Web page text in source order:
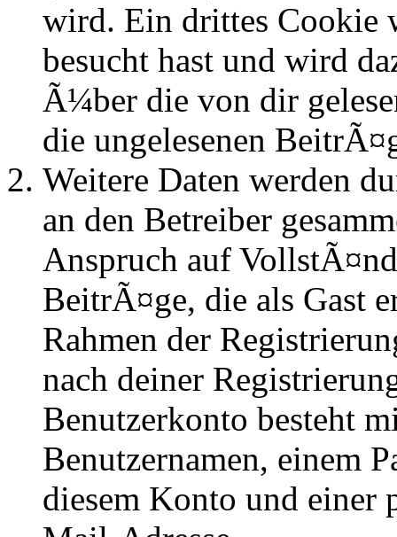
wird. Ein drittes Cookie
besucht hast und wird
Ã¼ber die von dir
die ungelesenen
Weitere Daten werden
an den Betreiber
Anspruch auf
BeitrÃ¤ge, die als Gast
Rahmen der
nach deiner
Benutzerkonto besteht
Benutzernamen, einem
diesem Konto und